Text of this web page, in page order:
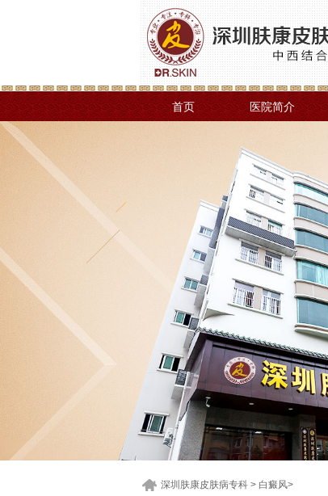
首页 医院简介
深圳肤康皮肤病专科 > 白癜风>